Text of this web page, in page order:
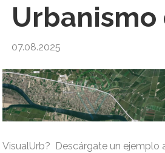
Urbanismo
07.08.2025
VisualUrb? Descárgate un ejemplo